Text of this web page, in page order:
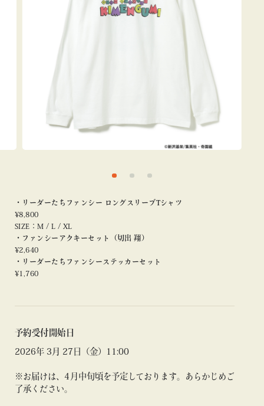
・リーダーたちファンシー ロングスリーブTシャツ
¥8,800
SIZE：M / L / XL
・ファンシーアクキーセット（切出 翔）
¥2,640
・リーダーたちファンシーステッカーセット
¥1,760
予約受付開始日
2026年 3月 27日（金）11:00
※お届けは、4月中旬頃を予定しております。あらかじめご
了承ください。